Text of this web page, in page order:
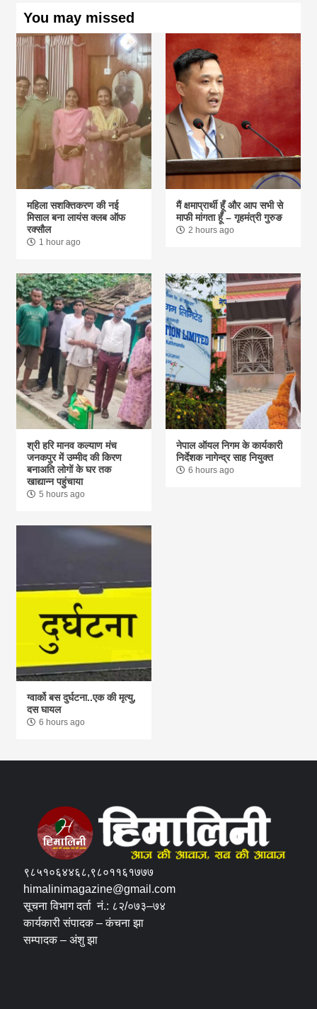
You may missed
महिला सशक्तिकरण की नई
मिसाल बना लायंस क्लब ऑफ
रक्सौल
1 hour ago
मैं क्षमाप्रार्थी हूँ और आप सभी से
माफी मांगता हूँ – गृहमंत्री गुरुङ
2 hours ago
श्री हरि मानव कल्याण मंच
जनकपुर में उम्मीद की किरण
बनाअति लोगों के घर तक
खाद्यान्न पहुंचाया
5 hours ago
नेपाल ऑयल निगम के कार्यकारी
निर्देशक नागेन्द्र साह नियुक्त
6 hours ago
ग्वार्को बस दुर्घटना..एक की मृत्यु,
दस घायल
6 hours ago
९८५१०६४४६८,९८०११६१७७७
himalinimagazine@gmail.com
सूचना विभाग दर्ता नं.: ८२/०७३–७४
कार्यकारी संपादक – कंचना झा
सम्पादक – अंशु झा